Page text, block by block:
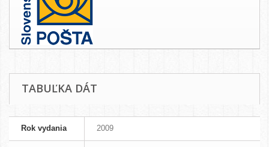
TABUĽKA DÁT
Rok vydania 2009